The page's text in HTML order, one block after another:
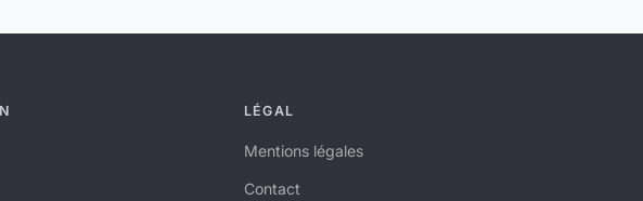
LÉGAL
Mentions légales
Contact